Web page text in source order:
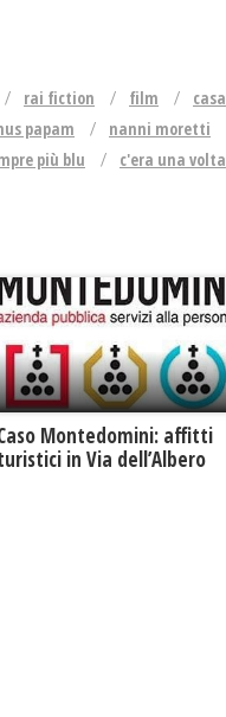
rai fiction film
casa
papam
nanni moretti
più blu
c'era una volta
Montedomini: affitti
in Via dell’Albero